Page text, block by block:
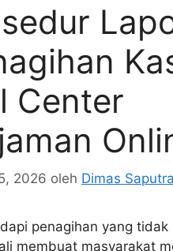
Center
2026 oleh Dimas Saputra
penagihan yang tidak
membuat masyarakat